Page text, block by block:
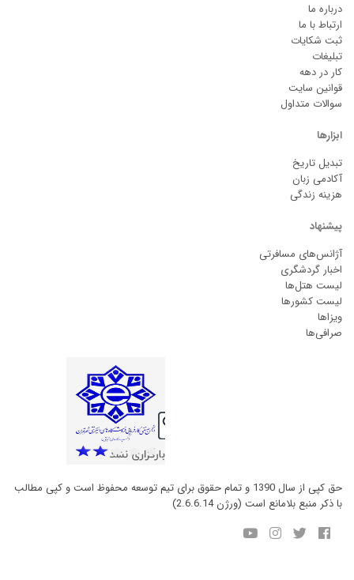
درباره ما
ارتباط با ما
ثبت شکایات
تبلیغات
کار در دهه
قوانین سایت
سوالات متداول
ابزارها
تبدیل تاریخ
آکادمی زبان
هزینه زندگی
پیشنهاد
آژانس‌های مسافرتی
اخبار گردشگری
لیست هتل‌ها
لیست کشورها
ویزاها
صرافی‌ها
حق کپی از سال 1390 و تمام حقوق برای تیم توسعه محفوظ است و کپی مطالب
با ذکر منبع بلامانع است (ورژن 2.6.6.14)